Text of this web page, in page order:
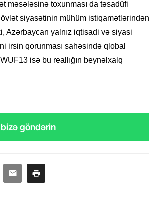
məsələsinə toxunması da təsadüfi
siyasətinin mühüm istiqamətlərindən
Azərbaycan yalnız iqtisadi və siyasi
irsin qorunması sahəsində qlobal
isə bu reallığın beynəlxalq
göndərin